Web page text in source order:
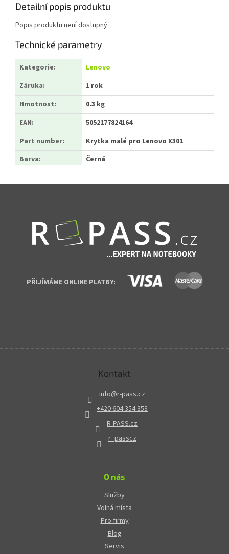
Detailní popis produktu
Popis produktu není dostupný
Technické parametry
Kategorie:
Lenovo
Záruka:
1 rok
Hmotnost:
0.3 kg
EAN:
5052177824164
Part number:
Krytka malé pro Lenovo X301
Barva: Černá
PŘIJÍMÁME ONLINE PLATBY:
Kontakt
info@r-pass.cz
+420 604 354 353
R-PASS.cz
r_passcz
O nás
Služby
Volná místa
Pro firmy
Blog
Servis